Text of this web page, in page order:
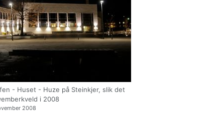
- Huset - Huze på Steinkjer, slik det
i 2008
2008